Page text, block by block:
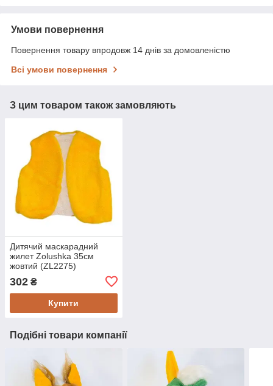
Умови повернення
Повернення товару впродовж 14 днів за домовленістю
Всі умови повернення
З цим товаром також замовляють
Дитячий маскарадний
жилет Zolushka 35см
жовтий (ZL2275)
302 ₴
Купити
Подібні товари компанії